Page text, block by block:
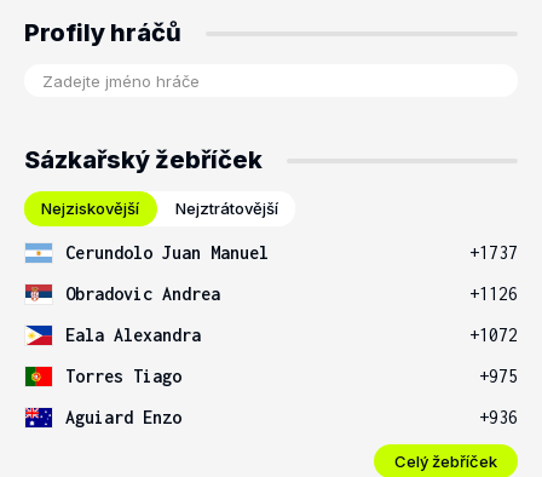
Profily hráčů
Sázkařský žebříček
Nejziskovější Nejztrátovější
Cerundolo Juan Manuel
+1737
Obradovic Andrea
+1126
Eala Alexandra
+1072
Torres Tiago
+975
Aguiard Enzo
+936
Celý žebříček